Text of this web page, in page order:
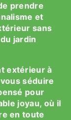
prendre
et
sans
jardin
extérieur à
séduire
pour
joyau, où il
en toute